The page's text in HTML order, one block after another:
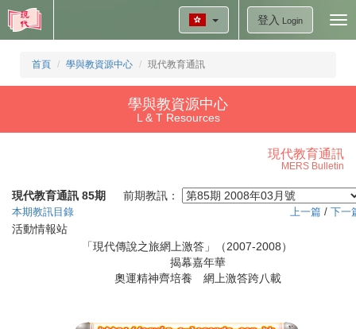
登入 Login
首頁 學與教資源中心 現代教育通訊
學與教資源中心
L & T Resources
現代教育通訊
MERS Bulletin
現代教育通訊 85期 前期教訊：
本期教訊目錄 上一篇 / 下一
活動情報站
「現代傳說之旅網上激答」（2007-2008）
揭幕嘉年華
奧運精神齊培養 網上激答跨八載